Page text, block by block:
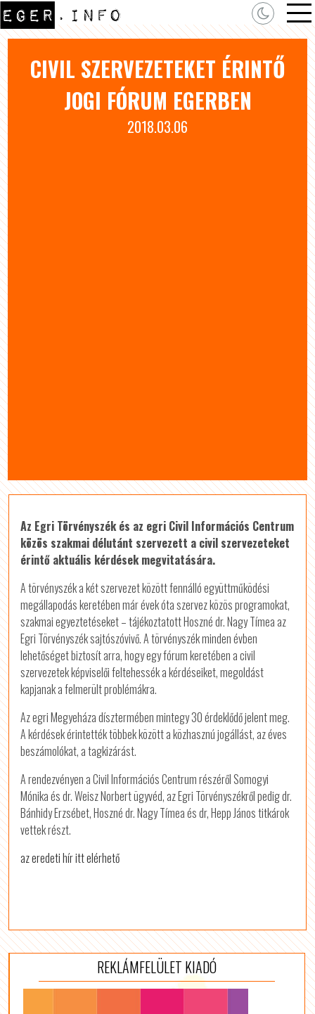
CIVIL SZERVEZETEKET ÉRINTŐ
JOGI FÓRUM EGERBEN
2018.03.06
Az Egri Törvényszék és az egri Civil Információs Centrum
közös szakmai délutánt szervezett a civil szervezeteket
érintő aktuális kérdések megvitatására.
A törvényszék a két szervezet között fennálló együttműködési
megállapodás keretében már évek óta szervez közös programokat,
szakmai egyeztetéseket – tájékoztatott Hoszné dr. Nagy Tímea az
Egri Törvényszék sajtószóvivő. A törvényszék minden évben
lehetőséget biztosít arra, hogy egy fórum keretében a civil
szervezetek képviselői feltehessék a kérdéseiket, megoldást
kapjanak a felmerült problémákra.
Az egri Megyeháza dísztermében mintegy 30 érdeklődő jelent meg.
A kérdések érintették többek között a közhasznú jogállást, az éves
beszámolókat, a tagkizárást.
A rendezvényen a Civil Információs Centrum részéről Somogyi
Mónika és dr. Weisz Norbert ügyvéd, az Egri Törvényszékről pedig dr.
Bánhidy Erzsébet, Hoszné dr. Nagy Tímea és dr, Hepp János titkárok
vettek részt.
az eredeti hír itt elérhető
REKLÁMFELÜLET KIADÓ